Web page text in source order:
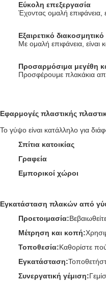
Εύκολη επεξεργασία
Έχοντας ομαλή επιφάνεια,
Εξαιρετικό
Με ομαλή επιφάνεια, είναι
Προσαρμόσιμα μεγέθη
Προσφέρουμε πλακάκια
Εφαρμογές πλαστικής
Το γύψο είναι κατάλληλο για
Σπίτια κατοικίας
Γραφεία
Εμπορικοί χώροι
Εγκατάσταση πλακών από
Προετοιμασία:
Μέτρηση και κοπή:
Τοποθεσία:Καθορίστε
Εγκατάσταση:
Συνεργατική γέμιση: